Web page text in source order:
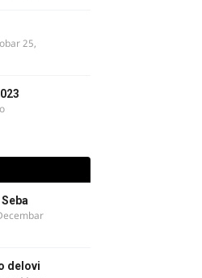
25,
delovi